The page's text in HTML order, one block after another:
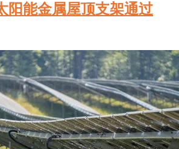
阳能金属屋顶支架通过